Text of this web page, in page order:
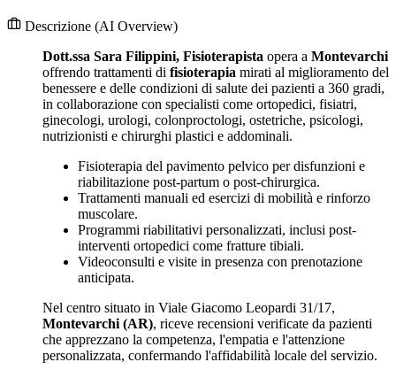
Descrizione (AI Overview)
Dott.ssa Sara Filippini, Fisioterapista opera a Montevarchi
offrendo trattamenti di fisioterapia mirati al miglioramento del
benessere e delle condizioni di salute dei pazienti a 360 gradi,
in collaborazione con specialisti come ortopedici, fisiatri,
ginecologi, urologi, colonproctologi, ostetriche, psicologi,
nutrizionisti e chirurghi plastici e addominali.
Fisioterapia del pavimento pelvico per disfunzioni e
riabilitazione post-partum o post-chirurgica.
Trattamenti manuali ed esercizi di mobilità e rinforzo
muscolare.
Programmi riabilitativi personalizzati, inclusi post-
interventi ortopedici come fratture tibiali.
Videoconsulti e visite in presenza con prenotazione
anticipata.
Nel centro situato in Viale Giacomo Leopardi 31/17,
Montevarchi (AR), riceve recensioni verificate da pazienti
che apprezzano la competenza, l'empatia e l'attenzione
personalizzata, confermando l'affidabilità locale del servizio.